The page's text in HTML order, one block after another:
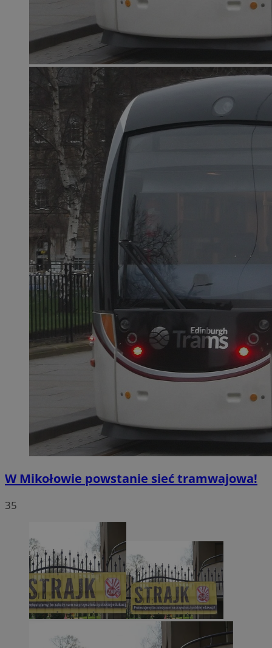
W Mikołowie powstanie sieć tramwajowa!
35